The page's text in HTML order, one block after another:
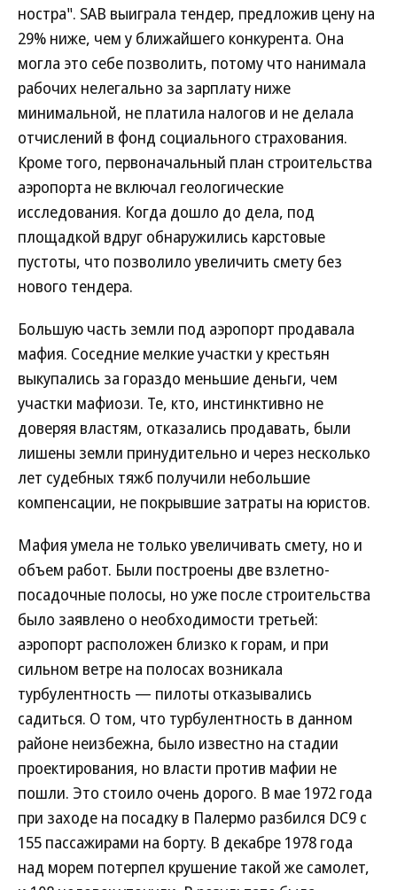
ностра". SAB выиграла тендер, предложив цену на
29% ниже, чем у ближайшего конкурента. Она
могла это себе позволить, потому что нанимала
рабочих нелегально за зарплату ниже
минимальной, не платила налогов и не делала
отчислений в фонд социального страхования.
Кроме того, первоначальный план строительства
аэропорта не включал геологические
исследования. Когда дошло до дела, под
площадкой вдруг обнаружились карстовые
пустоты, что позволило увеличить смету без
нового тендера.
Большую часть земли под аэропорт продавала
мафия. Соседние мелкие участки у крестьян
выкупались за гораздо меньшие деньги, чем
участки мафиози. Те, кто, инстинктивно не
доверяя властям, отказались продавать, были
лишены земли принудительно и через несколько
лет судебных тяжб получили небольшие
компенсации, не покрывшие затраты на юристов.
Мафия умела не только увеличивать смету, но и
объем работ. Были построены две взлетно-
посадочные полосы, но уже после строительства
было заявлено о необходимости третьей:
аэропорт расположен близко к горам, и при
сильном ветре на полосах возникала
турбулентность — пилоты отказывались
садиться. О том, что турбулентность в данном
районе неизбежна, было известно на стадии
проектирования, но власти против мафии не
пошли. Это стоило очень дорого. В мае 1972 года
при заходе на посадку в Палермо разбился DC9 с
155 пассажирами на борту. В декабре 1978 года
над морем потерпел крушение такой же самолет,